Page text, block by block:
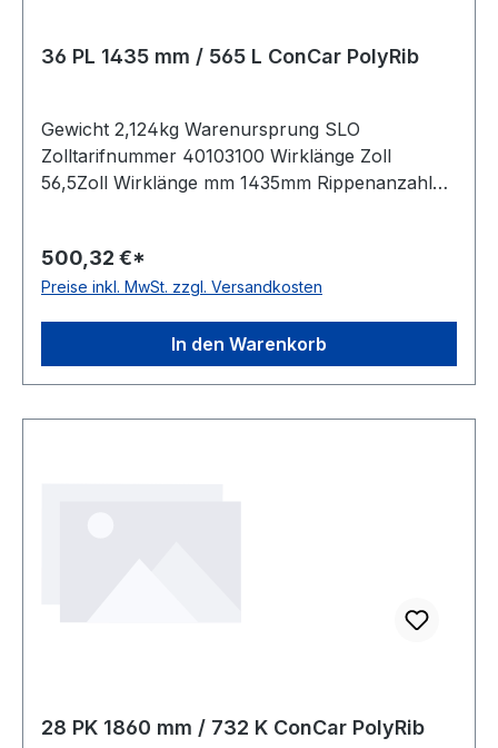
36 PL 1435 mm / 565 L ConCar PolyRib
Gewicht 2,124kg Warenursprung SLO
Zolltarifnummer 40103100 Wirklänge Zoll
56,5Zoll Wirklänge mm 1435mm Rippenanzahl
Zugstrang Polyester Rippenabstand 4,7mm
Höhe 7,0mm
500,32 €*
Preise inkl. MwSt. zzgl. Versandkosten
In den Warenkorb
28 PK 1860 mm / 732 K ConCar PolyRib